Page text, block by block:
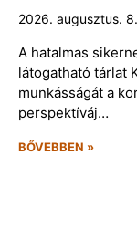
2026. augusztus.
A hatalmas
látogatható tárlat
munkásságát a
perspektíváj…
BŐVEBBEN »